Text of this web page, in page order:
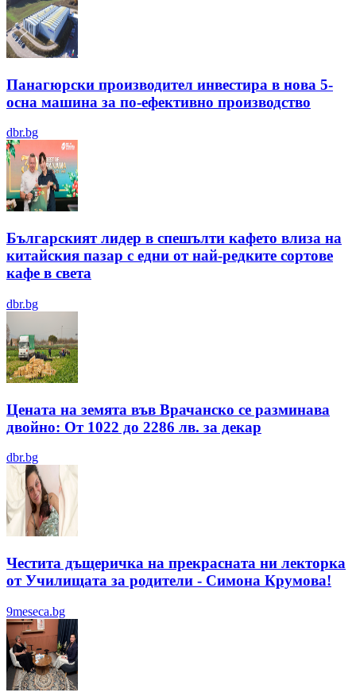
Панагюрски производител инвестира в нова 5-
осна машина за по-ефективно производство
dbr.bg
Българският лидер в спешълти кафето влиза на
китайския пазар с едни от най-редките сортове
кафе в света
dbr.bg
Цената на земята във Врачанско се разминава
двойно: От 1022 до 2286 лв. за декар
dbr.bg
Честита дъщеричка на прекрасната ни лекторка
от Училищата за родители - Симона Крумова!
9meseca.bg